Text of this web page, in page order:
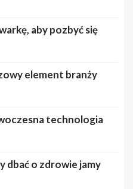
aby pozbyć się
element branży
technologia
dbać o zdrowie jamy